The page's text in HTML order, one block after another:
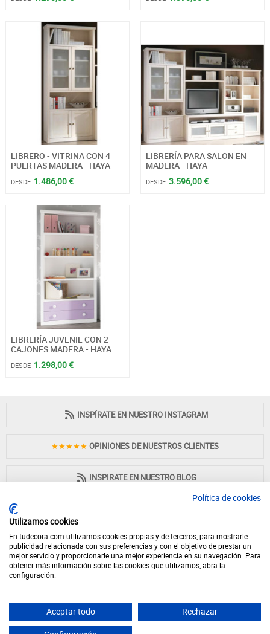
LIBRERO - VITRINA CON 4
PUERTAS MADERA - HAYA
DESDE 1.486,00 €
LIBRERÍA PARA SALON EN
MADERA - HAYA
DESDE 3.596,00 €
LIBRERÍA JUVENIL CON 2
CAJONES MADERA - HAYA
DESDE 1.298,00 €
INSPÍRATE EN NUESTRO INSTAGRAM
★★★★★ OPINIONES DE NUESTROS CLIENTES
INSPIRATE EN NUESTRO BLOG
PAGO 100% SEGURO
© 2026 - Desde 1998 en internet - tudecora.com tienda online de muebles
fabricados en España - IVA incluido (Península y Baleares)
Política de cookies
Utilizamos cookies
En tudecora.com utilizamos cookies propias y de terceros, para mostrarle
publicidad relacionada con sus preferencias y con el objetivo de prestar un
mejor servicio y proporcionarle una mejor experiencia en su navegación. Para
obtener más información sobre las cookies que utilizamos, abra la
configuración.
Aceptar todo
Rechazar